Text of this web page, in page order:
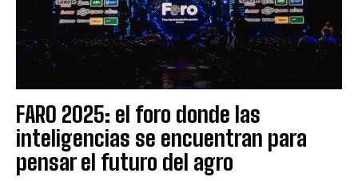
FARO 2025: el foro donde las
inteligencias se encuentran para
pensar el futuro del agro